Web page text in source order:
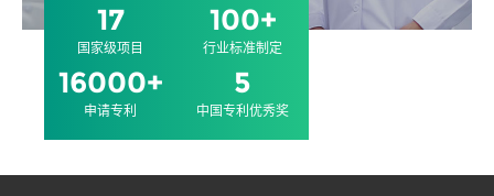
17
国家级项目
100+
行业标准制定
16000+
申请专利
5
中国专利优秀奖